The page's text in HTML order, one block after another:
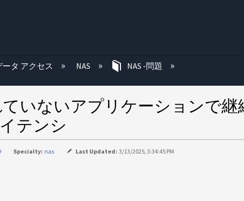
ータ アクセス NAS NAS -問題
ていないアプリケーションで
テンシ
Specialty: nas Last Updated: 3/13/2025, 3:34:45 PM